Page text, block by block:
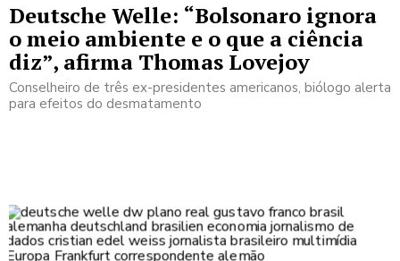
Deutsche Welle: “Bolsonaro ignora
o meio ambiente e o que a ciência
diz”, afirma Thomas Lovejoy
Conselheiro de três ex-presidentes americanos, biólogo alerta
para efeitos do desmatamento